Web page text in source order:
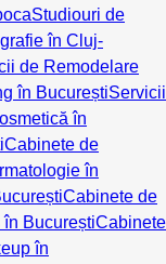
Studiouri de
în Cluj-
de Remodelare
în BucureștiServicii
în
Cabinete de
în
Cabinete de
BucureștiCabinete
în